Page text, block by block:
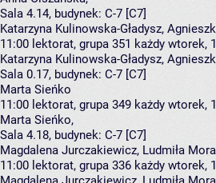
Sala 4.14, budynek: C-7 [C7]
Katarzyna Kulinowska-Gładysz,
11:00 lektorat, grupa 351 każdy wtorek,
Katarzyna Kulinowska-Gładysz,
Sala 0.17, budynek: C-7 [C7]
Marta Sieńko
11:00 lektorat, grupa 349 każdy wtorek,
Marta Sieńko,
Sala 4.18, budynek: C-7 [C7]
Magdalena Jurczakiewicz, Ludmiła
11:00 lektorat, grupa 336 każdy wtorek,